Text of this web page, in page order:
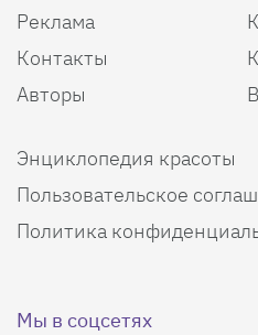
Реклама
Контакты
Авторы
Энциклопедия красоты
Пользовательское
Политика
Мы в соцсетях